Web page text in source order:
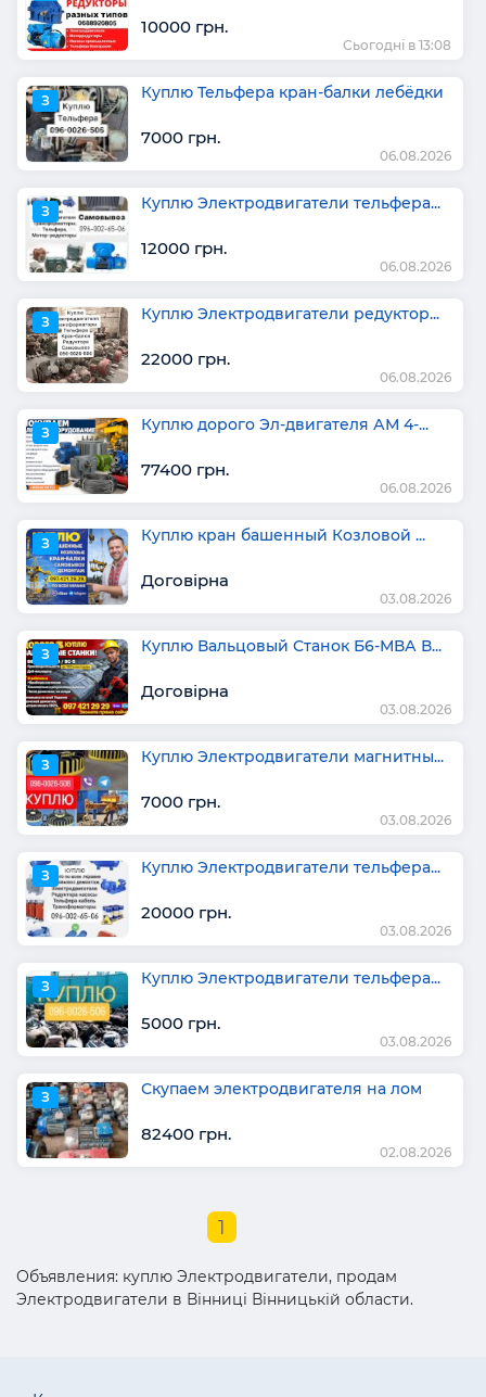
10000 грн.
Сьогодні в 13:08
З Куплю Тельфера кран-балки лебёдки
7000 грн.
06.08.2026
З Куплю Электродвигатели тельфера...
12000 грн.
06.08.2026
З Куплю Электродвигатели редуктор...
22000 грн.
06.08.2026
З Куплю дорого Эл-двигателя АМ 4-...
77400 грн.
06.08.2026
З Куплю кран башенный Козловой ...
Договірна
03.08.2026
З Куплю Вальцовый Станок Б6-МВА В...
Договірна
03.08.2026
З Куплю Электродвигатели магнитны...
7000 грн.
03.08.2026
З Куплю Электродвигатели тельфера...
20000 грн.
03.08.2026
З Куплю Электродвигатели тельфера...
5000 грн.
03.08.2026
З Скупаем электродвигателя на лом
82400 грн.
02.08.2026
1
Объявления: куплю Электродвигатели, продам
Электродвигатели в Вінниці Вінницькій области.